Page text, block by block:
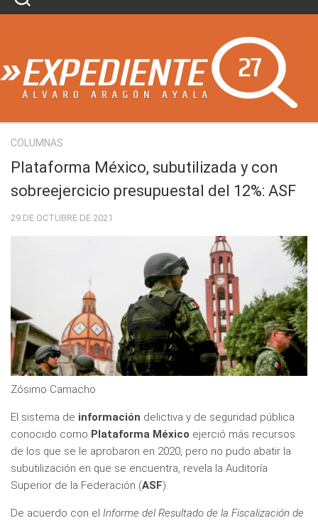
Skip
COLUMNAS
Plataforma México, subutilizada y con
sobreejercicio presupuestal del 12%: ASF
29 DE OCTUBRE DE 2021
Zósimo Camacho
El sistema de información delictiva y de seguridad pública
conocido como Plataforma México ejerció más recursos
de los que se le aprobaron en 2020, pero no pudo abatir la
subutilización en que se encuentra, revela la Auditoría
Superior de la Federación (ASF).
De acuerdo con el Informe del Resultado de la Fiscalización de